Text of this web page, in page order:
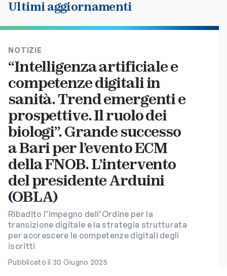
Ultimi aggiornamenti
NOTIZIE
“Intelligenza artificiale e
competenze digitali in
sanità. Trend emergenti e
prospettive. Il ruolo dei
biologi”. Grande successo
a Bari per l’evento ECM
della FNOB. L’intervento
del presidente Arduini
(OBLA)
Ribadito l’impegno dell’Ordine per la
transizione digitale e la strategia strutturata
per accrescere le competenze digitali degli
iscritti
Pubblicato il 30 Giugno 2025